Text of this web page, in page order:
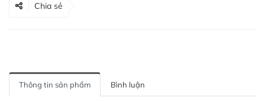
Chia sẻ
Thông tin sản phẩm Bình luận